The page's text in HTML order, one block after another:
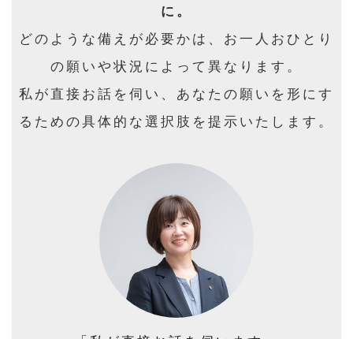
に。
どのような備えが必要かは、お一人おひとり
の願いや状況によって異なります。
私が直接お話を伺い、あなたの願いを形にす
るための具体的な選択肢を提示いたします。